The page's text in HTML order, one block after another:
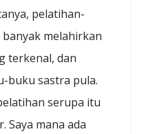
pelatihan-
melahirkan
terkenal, dan
buku sastra pula.
serupa itu
Saya mana ada